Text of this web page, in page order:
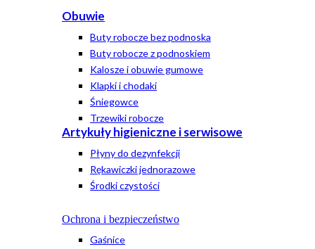
Obuwie
Buty robocze bez podnoska
Buty robocze z podnoskiem
Kalosze i obuwie gumowe
Klapki i chodaki
Śniegowce
Trzewiki robocze
Artykuły higieniczne i serwisowe
Płyny do dezynfekcji
Rękawiczki jednorazowe
Środki czystości
Ochrona i bezpieczeństwo
Gaśnice